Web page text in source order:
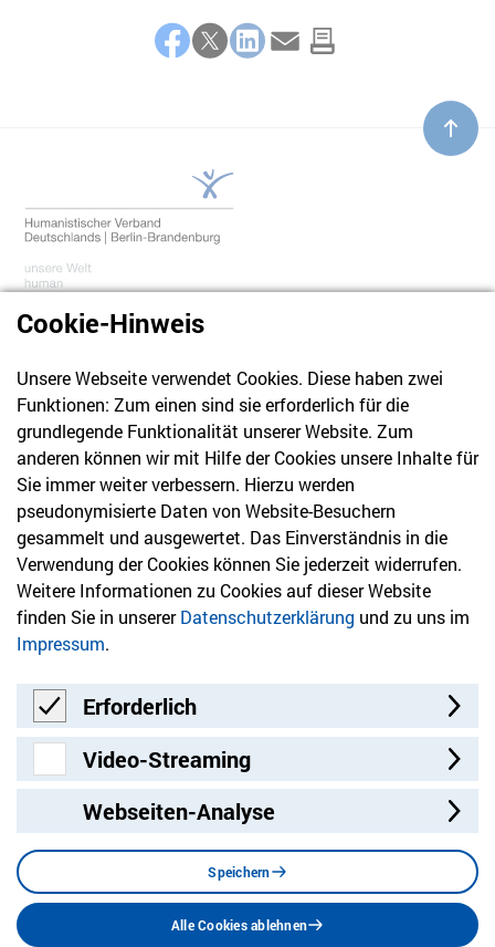
030 61 39 04 10
info@hvd-bb.de
Newsletter
Bleiben Sie mit unserem Newsletter auf dem aktuellsten
Stand mit Themen, die Sie interessieren.
Jetzt anmelden
Besuchen Sie uns auf:
Instagram
Cookie-Hinweis
Unsere Webseite verwendet Cookies. Diese haben zwei
Funktionen: Zum einen sind sie erforderlich für die
grundlegende Funktionalität unserer Website. Zum
anderen können wir mit Hilfe der Cookies unsere Inhalte für
Sie immer weiter verbessern. Hierzu werden
pseudonymisierte Daten von Website-Besuchern
gesammelt und ausgewertet. Das Einverständnis in die
Verwendung der Cookies können Sie jederzeit widerrufen.
Weitere Informationen zu Cookies auf dieser Website
finden Sie in unsererDatenschutzerklärung und zu uns im
Impressum.
Erforderlich
Erforderlich
Video-Streaming
Video-Streaming
Webseiten-Analyse
Speichern
Alle Cookies ablehnen